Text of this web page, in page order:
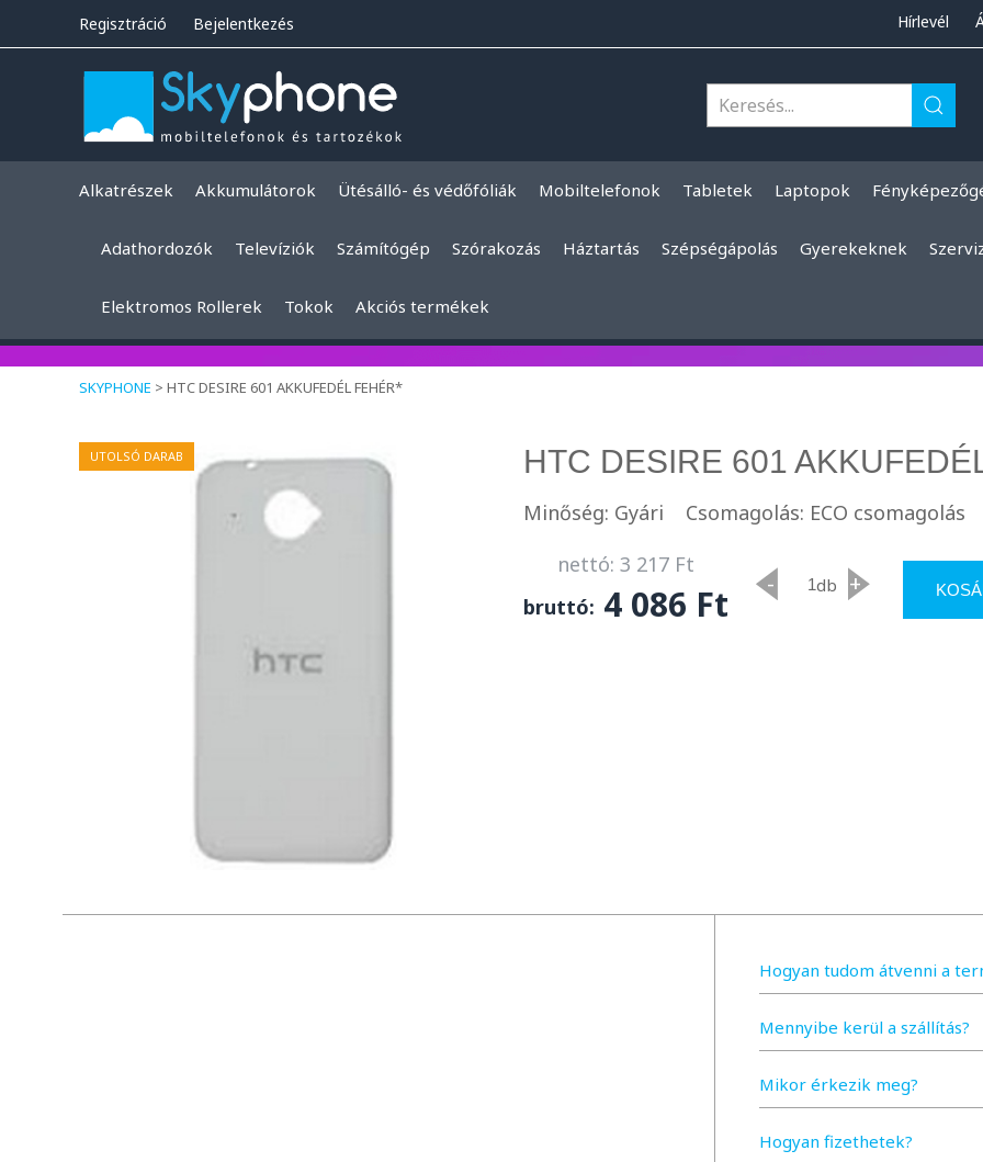
Regisztráció Bejelentkezés Hírlevél
Alkatrészek Akkumulátorok Ütésálló- és védőfóliák Mobiltelefonok Tabletek Laptopok
Adathordozók Televíziók Számítógép Szórakozás Háztartás Szépségápolás Gyerekeknek
Elektromos Rollerek Tokok Akciós termékek
SKYPHONE > HTC DESIRE 601 AKKUFEDÉL FEHÉR*
UTOLSÓ DARAB HTC DESIRE 601
Minőség: Gyári Csomagolás: ECO csomagolás
nettó: 3 217 Ft
bruttó: 4 086 Ft - db +
Hogyan tudom átvenni a
Mennyibe kerül a szállítás?
Mikor érkezik meg?
Hogyan fizethetek?